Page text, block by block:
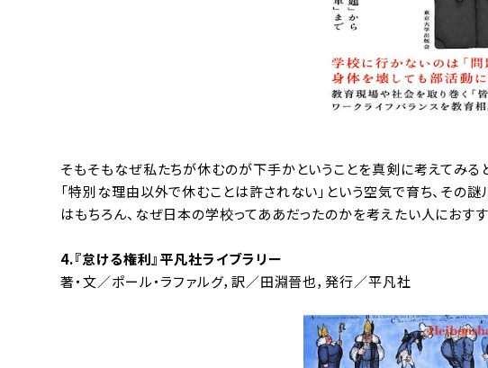
そもそもなぜ私たちが休むのが下手かということを真剣に考えてみる
「特別な理由以外で休むことは許されない」という空気で育ち、その
はもちろん、なぜ日本の学校ってああだったのかを考えたい人におす
4.『怠ける権利』平凡社ライブラリー
著・文／ポール・ラファルグ，訳／田淵晉也，発行／平凡社